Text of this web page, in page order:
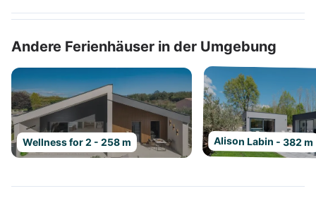
Andere Ferienhäuser in der Umgebung
Wellness for 2 - 258 m Alison Labin - 382 m